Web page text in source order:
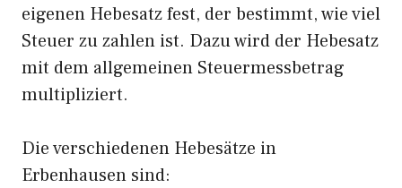
eigenen Hebesatz fest, der bestimmt, wie viel
Steuer zu zahlen ist. Dazu wird der Hebesatz
mit dem allgemeinen Steuermessbetrag
multipliziert.
Die verschiedenen Hebesätze in
Erbenhausen sind: